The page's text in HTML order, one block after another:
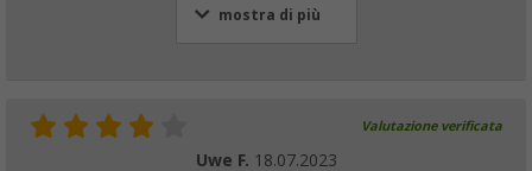
mostra di più
Valutazione verificata
Uwe F. 18.07.2023